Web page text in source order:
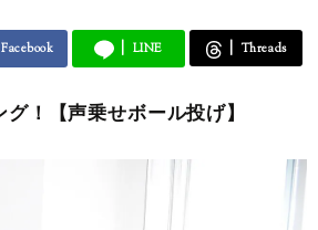
Facebook LINE Threads
！【声乗せボール投げ】